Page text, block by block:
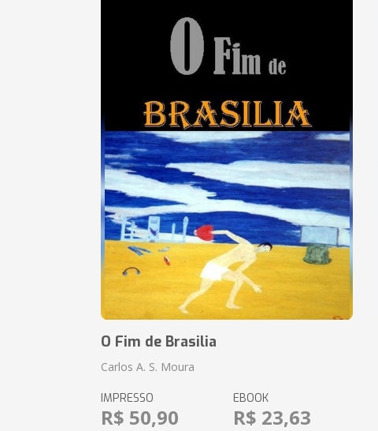
O Fim de Brasilia
Carlos A. S. Moura
IMPRESSO
R$ 50,90
EBOOK
R$ 23,63